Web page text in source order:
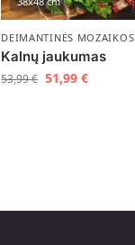
DEIMANTINĖS MOZAIKOS
Kalnų jaukumas
53,99€ 51,99€